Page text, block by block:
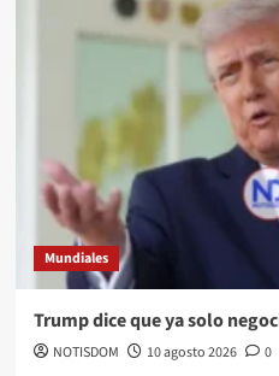
Mundiales
Trump dice que ya solo
NOTISDOM 10 agosto 2026 0